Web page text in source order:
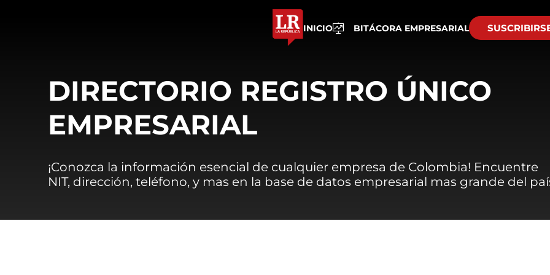
INICIO BITÁCORA EMPRESARIAL
DIRECTORIO REGISTRO ÚNICO
EMPRESARIAL
¡Conozca la información esencial de cualquier empresa de Colombia! Encuentre
NIT, dirección, teléfono, y mas en la base de datos empresarial mas grande del